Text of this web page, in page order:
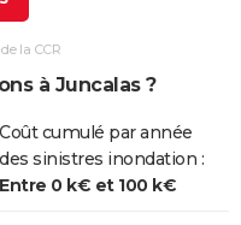
la CCR
à Juncalas ?
Coût cumulé par année
des sinistres inondation :
Entre 0 k€ et 100 k€